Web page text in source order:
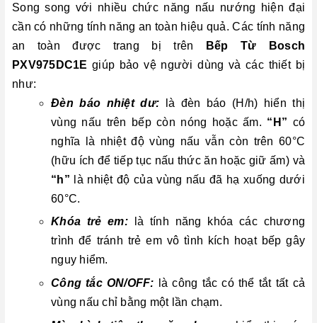
Song song với nhiều chức năng nấu nướng hiện đại
cần có những tính năng an toàn hiệu quả. Các tính năng
an toàn được trang bị trên
Bếp Từ Bosch
PXV975DC1E giúp bảo vệ người dùng và các thiết bị
như:
Đèn báo nhiệt dư: là đèn báo (H/h) hiển thị
vùng nấu trên bếp còn nóng hoặc ấm. “H” có
nghĩa là nhiệt độ vùng nấu vẫn còn trên 60°C
(hữu ích để tiếp tục nấu thức ăn hoặc giữ ấm) và
“h” là nhiệt độ của vùng nấu đã hạ xuống dưới
60°C.
Khóa trẻ em:là tính năng khóa các chương
trình để tránh trẻ em vô tình kích hoạt bếp gây
nguy hiểm.
Công tắc ON/OFF: là công tắc có thể tắt tất cả
vùng nấu chỉ bằng một lần chạm.